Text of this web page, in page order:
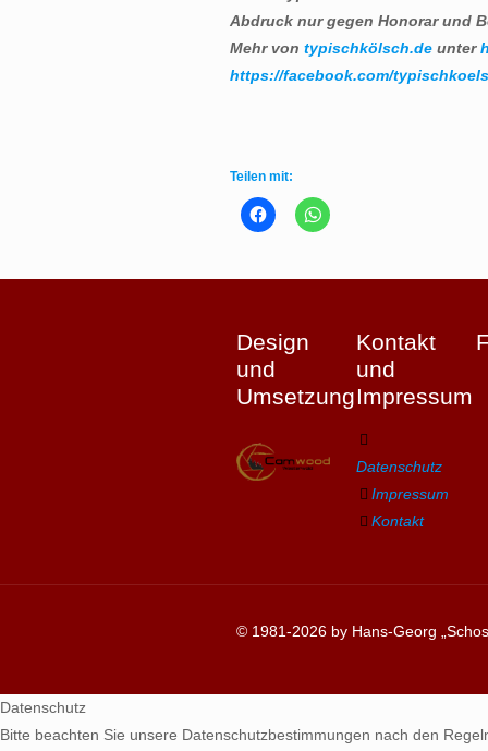
Abdruck nur gegen Honorar und
Mehr von typischkölsch.deunter
https://facebook.com/
Teilen mit:
Design
und
Umsetzung
Kontakt
und
Impressum
Datenschutz
Impressum
Kontakt
© 1981-2026 by Hans-Georg
Datenschutz
Bitte beachten Sie unsere Datenschutzbestimmungen nach den